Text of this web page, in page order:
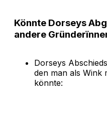
Könnte Dorseys
andere
Dorseys
den man als Wink
könnte: